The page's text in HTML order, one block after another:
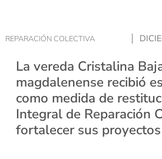
REPARACIÓN COLECTIVA
La vereda Cristalina
magdalenense recibió
como medida de
Integral de Reparación
fortalecer sus